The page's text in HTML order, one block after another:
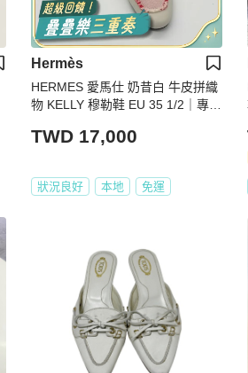
Hermès
HERMES 愛馬仕 奶昔白 牛皮拼織
物 KELLY 穆勒鞋 EU 35 1/2｜專櫃
TWD 17,000
狀況良好 本地 免運